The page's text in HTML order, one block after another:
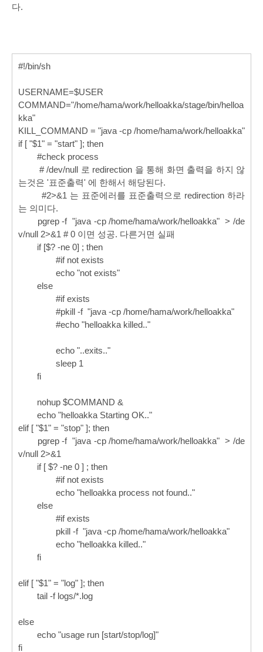
다.
#!/bin/sh
USERNAME=$USER
COMMAND="/home/hama/work/helloakka/stage/bin/helloa
kka"
KILL_COMMAND = "java -cp /home/hama/work/helloakka"
if [ "$1" = "start" ]; then
#check process
# /dev/null 로 redirection 을 통해 화면 출력을 하지 않
는것은 '표준출력' 에 한해서 해당된다.
#2>&1 는 표준에러를 표준출력으로 redirection 하라
는 의미다.
pgrep -f "java -cp /home/hama/work/helloakka" > /de
v/null 2>&1 # 0 이면 성공. 다른거면 실패
if [$? -ne 0] ; then
#if not exists
echo "not exists"
else
#if exists
#pkill -f "java -cp /home/hama/work/helloakka"
#echo "helloakka killed.."
echo "..exits.."
sleep 1
fi
nohup $COMMAND &
echo "helloakka Starting OK.."
elif [ "$1" = "stop" ]; then
pgrep -f "java -cp /home/hama/work/helloakka" > /de
v/null 2>&1
if [ $? -ne 0 ] ; then
#if not exists
echo "helloakka process not found.."
else
#if exists
pkill -f "java -cp /home/hama/work/helloakka"
echo "helloakka killed.."
fi
elif [ "$1" = "log" ]; then
tail -f logs/*.log
else
echo "usage run [start/stop/log]"
fi